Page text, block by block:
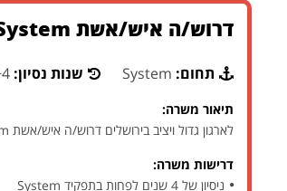
דרוש/ה איש/אשת System לארגון גדול בירושלים
תחום: System שנות נסיון:4+
תיאור משרה:
לארגון גדול ויציב בירושלים דרוש/ה איש/אשת System מנוסה. התפקיד כולל ניהול ותפעול מערכות IT מורכבות, עבודה עם שרתים, וירטואליזציה, גיבויים ואבטחת מידע.
דרישות משרה:
ניסיון של 4 שנים לפחות בתפקיד System